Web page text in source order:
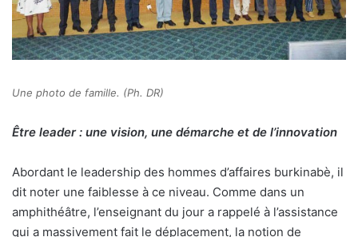
Une photo de famille. (Ph. DR)
Être leader : une vision, une démarche et de l’innovation
Abordant le leadership des hommes d’affaires burkinabè, il
dit noter une faiblesse à ce niveau. Comme dans un
amphithéâtre, l’enseignant du jour a rappelé à l’assistance
qui a massivement fait le déplacement, la notion de